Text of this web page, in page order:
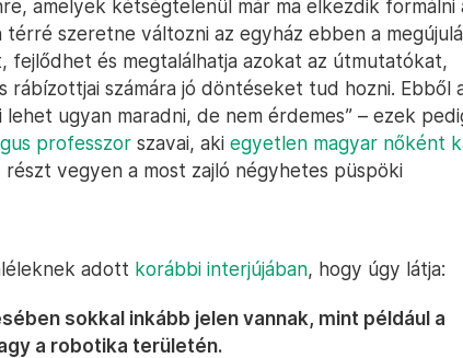
amelyek kétségtelenül már ma elkezdik formálni
szeretne változni az egyház ebben a
fejlődhet és megtalálhatja azokat az útmutatókat,
rábízottjai számára jó döntéseket tud hozni. Ebből
ugyan maradni, de nem érdemes” – ezek
professzor szavai, aki egyetlen magyar nőként
részt vegyen a most zajló négyhetes püspöki
adott korábbi interjújában, hogy úgy látja:
sokkal inkább jelen vannak, mint például a
a robotika területén.